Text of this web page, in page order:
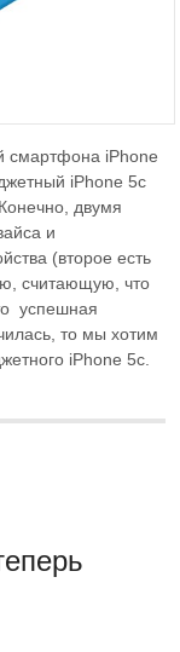
смартфона iPhone
iPhone 5c
двумя
и
(второе есть
считающую, что
успешная
то мы хотим
iPhone 5c.